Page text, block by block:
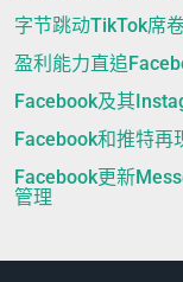
字节跳动TikTok席
盈利能力直追
Facebook及其
Facebook和推特再
Facebook更新
管理